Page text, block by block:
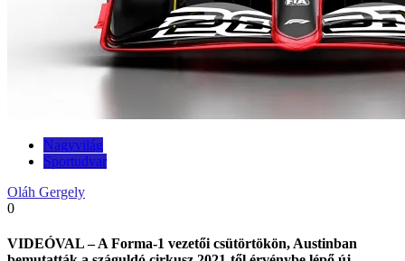
Nagyvilág
Sportudvar
Oláh Gergely
0
VIDEÓVAL – A Forma-1 vezetői csütörtökön, Austinban